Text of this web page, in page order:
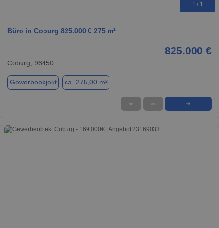
1 / 1
Büro in Coburg 825.000 € 275 m²
825.000 €
Coburg, 96450
Gewerbeobjekt ca. 275,00 m²
★ ➦ ➜